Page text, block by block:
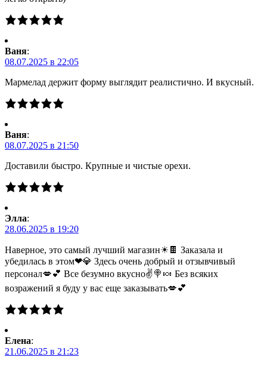
Ваня:
08.07.2025 в 22:05
Мармелад держит форму выглядит реалистично. И вкусный.
Ваня:
08.07.2025 в 21:50
Доставили быстро. Крупные и чистые орехи.
Элла:
28.06.2025 в 19:20
Наверное, это самый лучший магазин☀🍫 Заказала и
убедилась в этом❤💎 Здесь очень добрый и отзывчивый
персонал💋💕 Все безумно вкусно✌🍭🍬 Без всяких
возражений я буду у вас еще заказывать💋💕
Елена:
21.06.2025 в 21:23